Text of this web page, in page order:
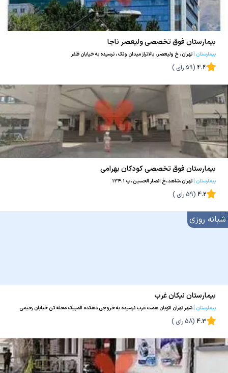
بیمارستان فوق تخصصی ولیعصر ناجا
بیمارستان |تهران، خ ولیعصر، بالاتراز میدان ونک، نرسیده به خیابان ظفر
4.4
(
59رای )
بیمارستان فوق تخصصی کودکان بهرامی
بیمارستان |تهران،شاهد،خ انصار الحسین،پ ۱۳۴.۱
4.2
(
59رای )
شبانه روزی
بیمارستان نیکان غرب
بیمارستان |شهر تهران اتوبان همت غرب نرسیده به خروجی دهکده المپیک محله کن خیابان رحیمی
خیابان دره زرنو
4.3
(
58رای )